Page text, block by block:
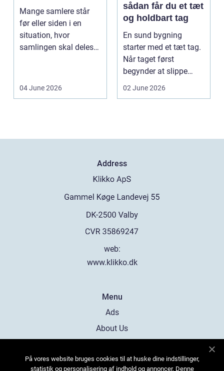
Mange samlere står
før eller siden i en
situation, hvor
samlingen skal deles
04 June 2026
sådan får du et tæt
og holdbart tag
En sund bygning
starter med et tæt tag.
Når taget først
begynder at slippe
vand ind, kan skaderne
02 June 2026
Address
web:
www.klikko.dk
Menu
Ads
About Us
Contact
På vores website bruges cookies til at huske dine indstillinger,
statistik og personalisering af indhold og annoncer. Denne